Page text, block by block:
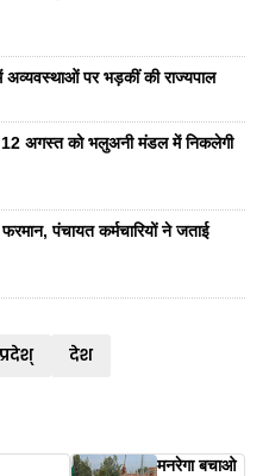
में अव्यवस्थाओं पर भड़कीं की राज्यपाल
12 अगस्त को भलुअनी मंडल में निकलेगी
पंचायत कर्मचारियों ने जताई
देश
मनरेगा बचाओ